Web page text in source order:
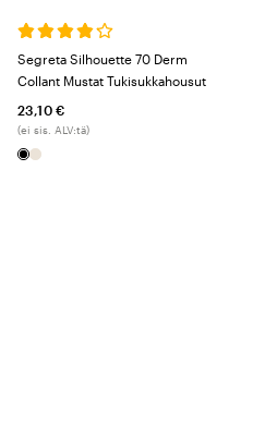
Segreta Silhouette 70 Derm
Collant Mustat Tukisukkahousut
23,10 €
(ei sis. ALV:tä)